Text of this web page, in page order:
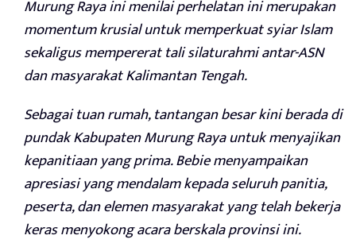
Murung Raya ini menilai perhelatan ini merupakan
momentum krusial untuk memperkuat syiar Islam
sekaligus mempererat tali silaturahmi antar-ASN
dan masyarakat Kalimantan Tengah.
Sebagai tuan rumah, tantangan besar kini berada di
pundak Kabupaten Murung Raya untuk menyajikan
kepanitiaan yang prima. Bebie menyampaikan
apresiasi yang mendalam kepada seluruh panitia,
peserta, dan elemen masyarakat yang telah bekerja
keras menyokong acara berskala provinsi ini.